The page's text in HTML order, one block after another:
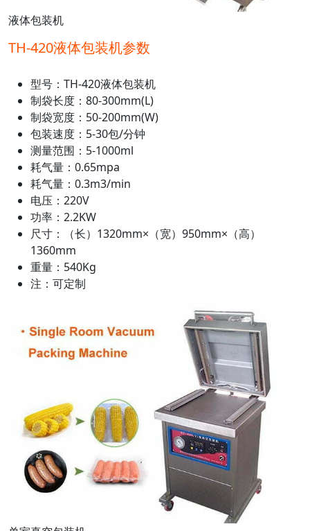
液体包装机
TH-420液体包装机参数
型号：TH-420液体包装机
制袋长度：80-300mm(L)
制袋宽度：50-200mm(W)
包装速度：5-30包/分钟
测量范围：5-1000ml
耗气量：0.65mpa
耗气量：0.3m3/min
电压：220V
功率：2.2KW
尺寸：（长）1320mm×（宽）950mm×（高）
1360mm
重量：540Kg
注：可定制